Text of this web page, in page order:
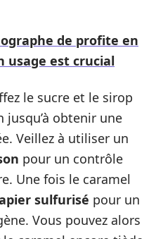
de profite en
usage est crucial
le sucre et le sirop
jusqu’à obtenir une
Veillez à utiliser un
pour un contrôle
Une fois le caramel
sulfurisé pour un
Vous pouvez alors